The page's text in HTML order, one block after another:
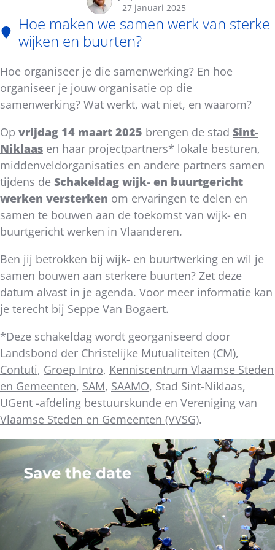
27 januari 2025
Hoe maken we samen werk van sterke
wijken en buurten?
Hoe organiseer je die samenwerking? En hoe
organiseer je jouw organisatie op die
samenwerking? Wat werkt, wat niet, en waarom?
Op vrijdag 14 maart 2025 brengen de stad Sint-
Niklaas en haar projectpartners* lokale besturen,
middenveldorganisaties en andere partners samen
tijdens de Schakeldag wijk- en buurtgericht
werken versterken om ervaringen te delen en
samen te bouwen aan de toekomst van wijk- en
buurtgericht werken in Vlaanderen.
Ben jij betrokken bij wijk- en buurtwerking en wil je
samen bouwen aan sterkere buurten? Zet deze
datum alvast in je agenda. Voor meer informatie kan
je terecht bij Seppe Van Bogaert.
*Deze schakeldag wordt georganiseerd door
Landsbond der Christelijke Mutualiteiten (CM),
Contuti, Groep Intro, Kenniscentrum Vlaamse Steden
en Gemeenten, SAM, SAAMO, Stad Sint-Niklaas,
UGent -afdeling bestuurskunde en Vereniging van
Vlaamse Steden en Gemeenten (VVSG).